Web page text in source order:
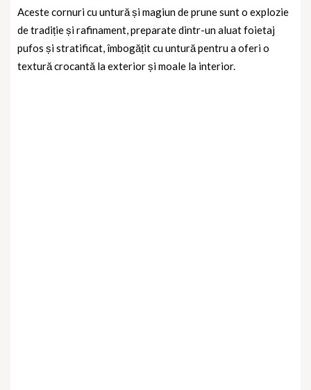
Aceste cornuri cu untură și magiun de prune sunt o explozie
de tradiție și rafinament, preparate dintr-un aluat foietaj
pufos și stratificat, îmbogățit cu untură pentru a oferi o
textură crocantă la exterior și moale la interior.